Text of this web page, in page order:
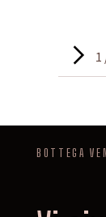
1
BOTTEGA